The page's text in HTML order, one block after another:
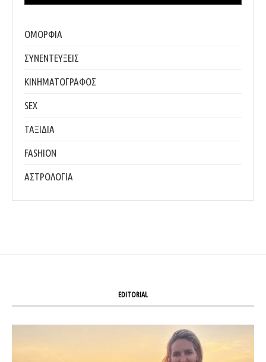
ΟΜΟΡΦΙΑ
ΣΥΝΕΝΤΕΥΞΕΙΣ
ΚΙΝΗΜΑΤΟΓΡΑΦΟΣ
SEX
ΤΑΞΙΔΙΑ
FASHION
ΑΣΤΡΟΛΟΓΙΑ
EDITORIAL